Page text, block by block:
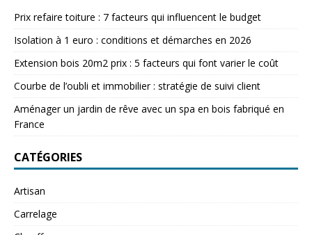
Prix refaire toiture : 7 facteurs qui influencent le budget
Isolation à 1 euro : conditions et démarches en 2026
Extension bois 20m2 prix : 5 facteurs qui font varier le coût
Courbe de l’oubli et immobilier : stratégie de suivi client
Aménager un jardin de rêve avec un spa en bois fabriqué en
France
CATÉGORIES
Artisan
Carrelage